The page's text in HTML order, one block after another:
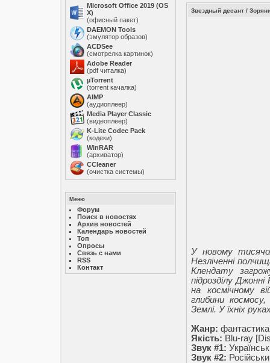
Microsoft Office 2019 (OS
X)
(офисный пакет)
DAEMON Tools
(эмулятор образов)
ACDSee
(смотрелка картинок)
Adobe Reader
(pdf читалка)
µTorrent
(torrent качалка)
AIMP
(аудиоплеер)
Media Player Classic
(видеоплеер)
K-Lite Codec Pack
(кодеки)
WinRAR
(архиватор)
ССleaner
(очистка системы)
Меню
Форум
Поиск в новостях
Архив новостей
Календарь новостей
Топ
Опросы
Связь с нами
RSS
Контакт
Звездный десант /
У новому
Незліченні
Клендату
підрозділу
на космічному
глибини
Землі. У їхніх
Жанр:
Якість: Blu-ray
Звук #1:
Звук #2: